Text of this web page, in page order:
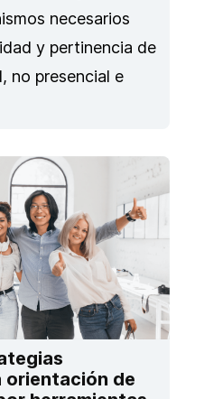
necesarios
y pertinencia de
no presencial e
orientación de